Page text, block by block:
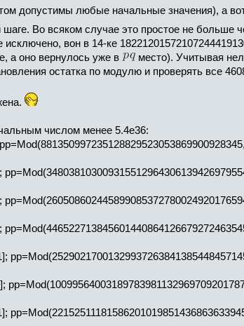
допустимы любые начальные значения), а
Во всяком случае это простое не больше
вон в 14-ке
а оно вернулось уже в
место). Учитывая
остатка по модулю и проверять все
числом менее 5.4e36: